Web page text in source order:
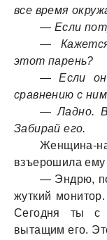
все время
— Если
—
этот парень?
— Если
сравнению с
— Ладно. В
Забирай его.
Женщина-
взъерошила ему
— Эндрю,
жуткий
Сегодня ты с
вытащим его.